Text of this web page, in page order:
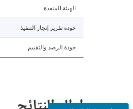
الهيئة المنفذة
جودة تقرير إنجاز التنفيذ
جودة الرصد والتقييم